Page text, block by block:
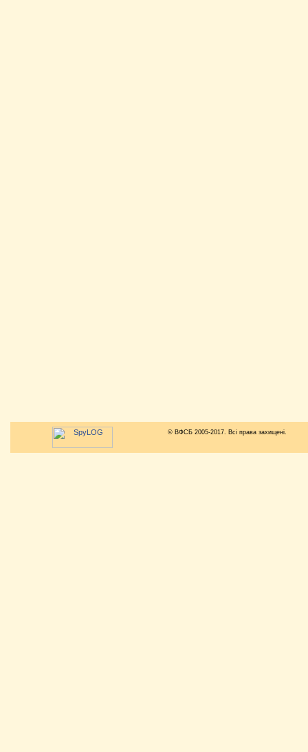
© ВФСБ 2005-2017. Всі права захищені.